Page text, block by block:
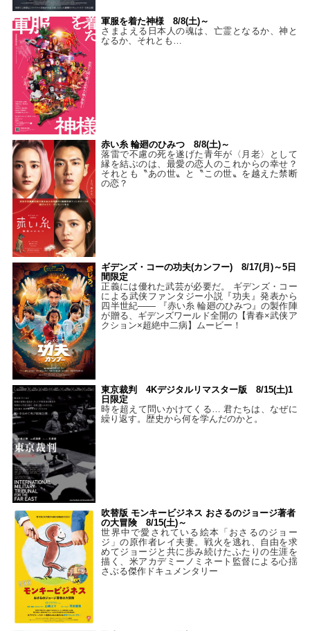
軍服を着た神様 8/8(土)～
さまよえる日本人の魂は、亡霊となるか、神と
なるか、それとも…
赤い糸 輪廻のひみつ 8/8(土)～
落雷で不慮の死を遂げた青年が〈月老〉として
縁を結ぶのは、最愛の恋人のこれからの幸せ？
それとも〝あの世〟と〝この世〟を越えた禁断
の恋？
ギデンズ・コーの功夫(カンフー) 8/17(月)～5日
間限定
正義には優れた武芸が必要だ。 ギデンズ・コー
による武侠ファンタジー小説『功夫』発表から
四半世紀―― 『赤い糸 輪廻のひみつ』の製作陣
が贈る、ギデンズワールド全開の【青春×武侠ア
クション×超絶中二病】ムービー！
東京裁判 4Kデジタルリマスター版 8/15(土)1
日限定
時を超えて問いかけてくる… 君たちは、なぜに
繰り返す。歴史から何を学んだのかと。
吹替版 モンキービジネス おさるのジョージ著者
の大冒険 8/15(土)～
世界中で愛されている絵本「おさるのジョー
ジ」の原作者レイ夫妻。戦火を逃れ、自由を求
めてジョージと共に歩み続けたふたりの生涯を
描く、米アカデミーノミネート監督による心揺
さぶる傑作ドキュメンタリー